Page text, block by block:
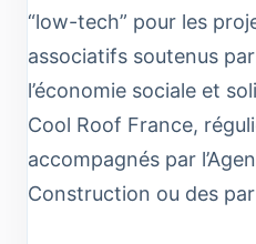
“low-tech” pour les
associatifs soutenus
l’économie sociale et
Cool Roof France,
accompagnés par
Construction ou des